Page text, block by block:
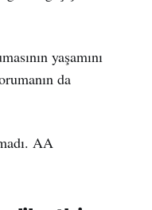
yaşamını
da
AA